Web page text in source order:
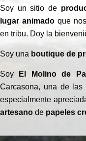
Soy un sitio de
lugar animadoque
en tribu. Doy la
Soy una boutique de
Soy El Molino de
Carcasona, una de
especialmente
artesano de papeles